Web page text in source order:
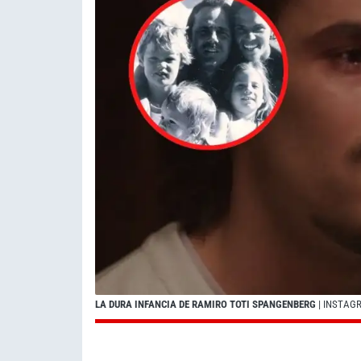
LA DURA INFANCIA DE RAMIRO TOTI SPANGENBERG |